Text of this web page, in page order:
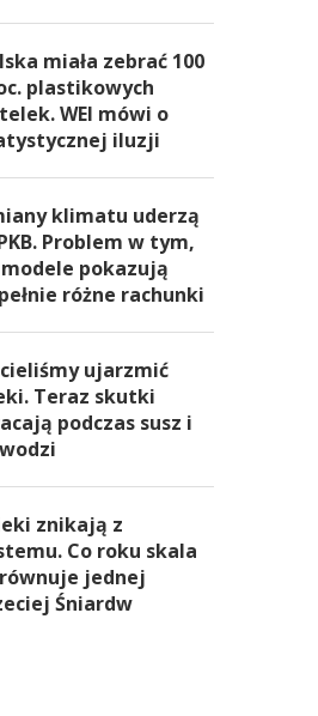
miała zebrać 100
plastikowych
WEI mówi o
iluzji
klimatu uderzą
Problem w tym,
pokazują
różne rachunki
ujarzmić
Teraz skutki
podczas susz i
znikają z
Co roku skala
jednej
Śniardw